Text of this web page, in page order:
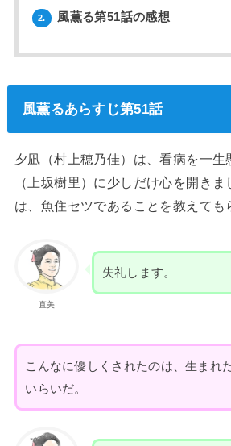
2. 風薫る第51話の感想
風薫るあらすじ第51話
夕凪（村上穂乃佳）は、看病を一生
（上坂樹里）に少しだけ心を開き
は、魚住セツであることを教えても
直美
失礼します。
こんなに優しくされたのは、生まれ
いらいだ。